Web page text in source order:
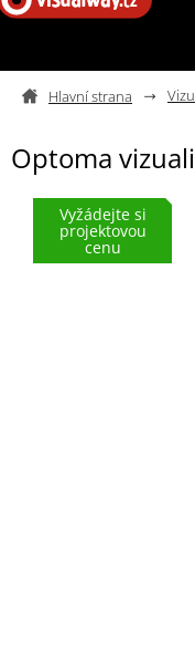
Přejít na obsah
Optoma
Vyžádejte si
projektovou
cenu